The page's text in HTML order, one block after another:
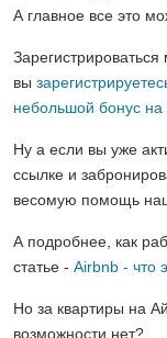
А главное все это
вы
небольшой бонус
Ну а если вы уже
ссылке и
весомую помощь
А подробнее, как
статье - Airbnb - что
Но за квартиры на
возможности нет?